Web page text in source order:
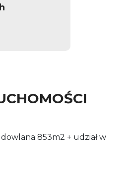
853m2 + udział w